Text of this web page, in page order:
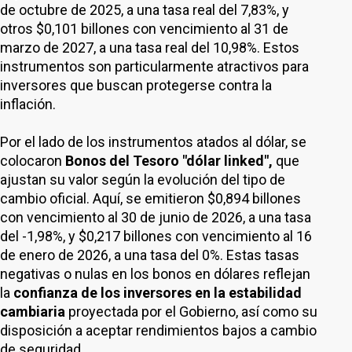
de octubre de 2025, a una tasa real del 7,83%, y
otros $0,101 billones con vencimiento al 31 de
marzo de 2027, a una tasa real del 10,98%. Estos
instrumentos son particularmente atractivos para
inversores que buscan protegerse contra la
inflación.
Por el lado de los instrumentos atados al dólar, se
colocaron Bonos del Tesoro "dólar linked", que
ajustan su valor según la evolución del tipo de
cambio oficial. Aquí, se emitieron $0,894 billones
con vencimiento al 30 de junio de 2026, a una tasa
del -1,98%, y $0,217 billones con vencimiento al 16
de enero de 2026, a una tasa del 0%. Estas tasas
negativas o nulas en los bonos en dólares reflejan
la confianza de los inversores en la estabilidad
cambiaria proyectada por el Gobierno, así como su
disposición a aceptar rendimientos bajos a cambio